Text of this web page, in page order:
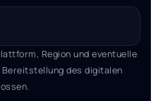
Region und eventuelle
des digitalen